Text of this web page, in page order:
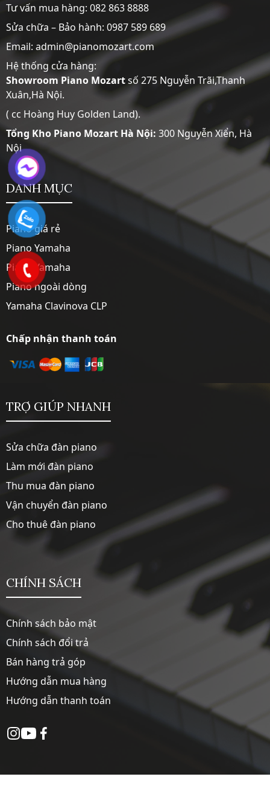
Tư vấn mua hàng: 082 863 8888
Sửa chữa – Bảo hành: 0987 589 689
Email: admin@pianomozart.com
Hệ thống cửa hàng:
Showroom Piano Mozartsố 275 Nguyễn Trãi,Thanh
Xuân,Hà Nội.
( cc Hoàng Huy Golden Land).
Tổng Kho Piano Mozart Hà Nội: 300 Nguyễn Xiển, Hà
Nội
DANH MỤC
Piano giá rẻ
Piano Yamaha
Piano Yamaha
Piano ngoài dòng
Yamaha Clavinova CLP
Chấp nhận thanh toán
TRỢ GIÚP NHANH
Sửa chữa đàn piano
Làm mới đàn piano
Thu mua đàn piano
Vận chuyển đàn piano
Cho thuê đàn piano
CHÍNH SÁCH
Chính sách bảo mật
Chính sách đổi trả
Bán hàng trả góp
Hướng dẫn mua hàng
Hướng dẫn thanh toán